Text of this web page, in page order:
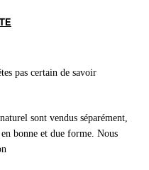
pas certain de savoir
sont vendus séparément,
bonne et due forme. Nous